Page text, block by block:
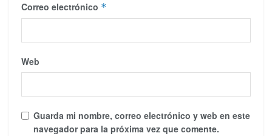
Correo electrónico *
Web
Guarda mi nombre, correo electrónico y web en este
navegador para la próxima vez que comente.